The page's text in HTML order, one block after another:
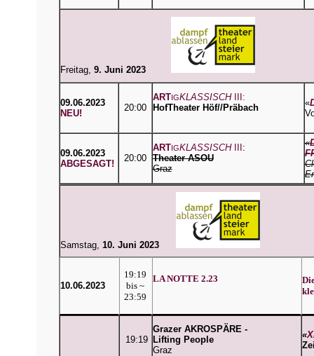
Freitag, 9. Juni 2023
09.06.2023
NEU!
20:00
ARTIGKLASSISCHIII:
HofTheater Höf//Präbach
«
09.06.2023
ABGESAGT!
20:00
ARTIGKLASSISCHIII :
Theater ASOU
Graz
«
Samstag, 10. Juni 2023
10.06.2023
19:19
bis ~
23:59
LA NOTTE 2.23
19:19
Grazer AKROSPÄRE -
Lifting People
Graz
«